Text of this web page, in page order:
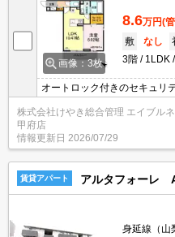
画像：3枚
8.6万円(
敷
なし
3階
1LDK
オートロック付きのセキュリ
く便利です！
株式会社けやき総合管理 エイブル
甲府店
情報更新日 2026/07/29
賃貸アパート アルタフォーレ
身延線（山